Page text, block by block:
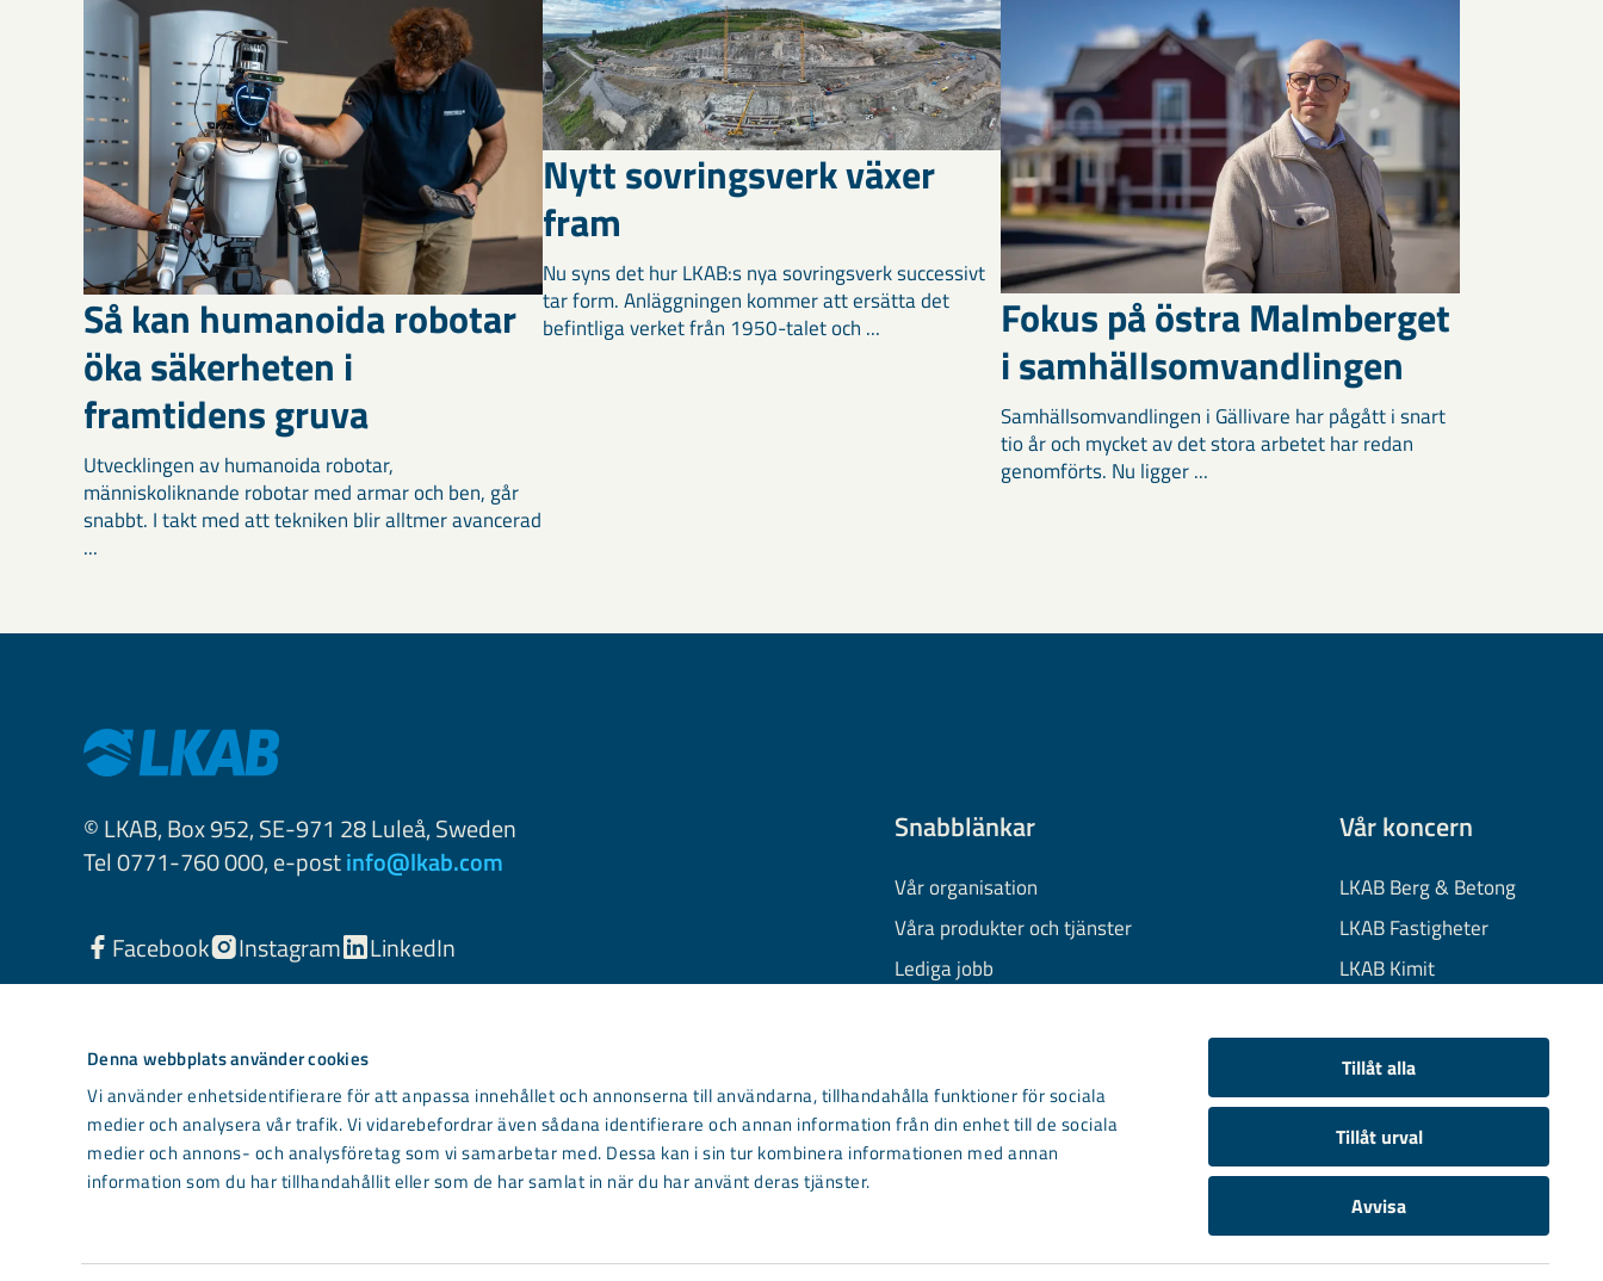
Denna webbplats använder cookies
Vi använder enhetsidentifierare för att anpassa innehållet och annonserna till användarna, tillhandahålla funktioner för sociala
medier och analysera vår trafik. Vi vidarebefordrar även sådana identifierare och annan information från din enhet till de sociala
medier och annons- och analysföretag som vi samarbetar med. Dessa kan i sin tur kombinera informationen med annan
information som du har tillhandahållit eller som de har samlat in när du har använt deras tjänster.
Tillåt alla
Tillåt urval
Avvisa
Så kan humanoida robotar
öka säkerheten i
framtidens gruva
Utvecklingen av humanoida robotar,
människoliknande robotar med armar och ben, går
snabbt. I takt med att tekniken blir alltmer avancerad
...
Nytt sovringsverk växer
fram
Nu syns det hur LKAB:s nya sovringsverk successivt
tar form. Anläggningen kommer att ersätta det
befintliga verket från 1950-talet och ...
Fokus på östra Malmberget
i samhällsomvandlingen
Samhällsomvandlingen i Gällivare har pågått i snart
tio år och mycket av det stora arbetet har redan
genomförts. Nu ligger ...
© LKAB, Box 952, SE-971 28 Luleå, Sweden
Tel 0771-760 000, e-postinfo@lkab.com
Facebook Instagram LinkedIn
Snabblänkar
Vår organisation
Våra produkter och tjänster
Lediga jobb
Information om cookies
Kontakta oss
Vår koncern
LKAB Berg & Betong
LKAB Fastigheter
LKAB Kimit
LKAB Wassara
Samhällsutveckling
Light mode